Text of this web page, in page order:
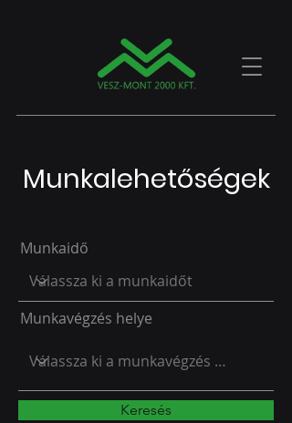
Munkalehetőségek
Munkaidő
Munkavégzés helye
Keresés